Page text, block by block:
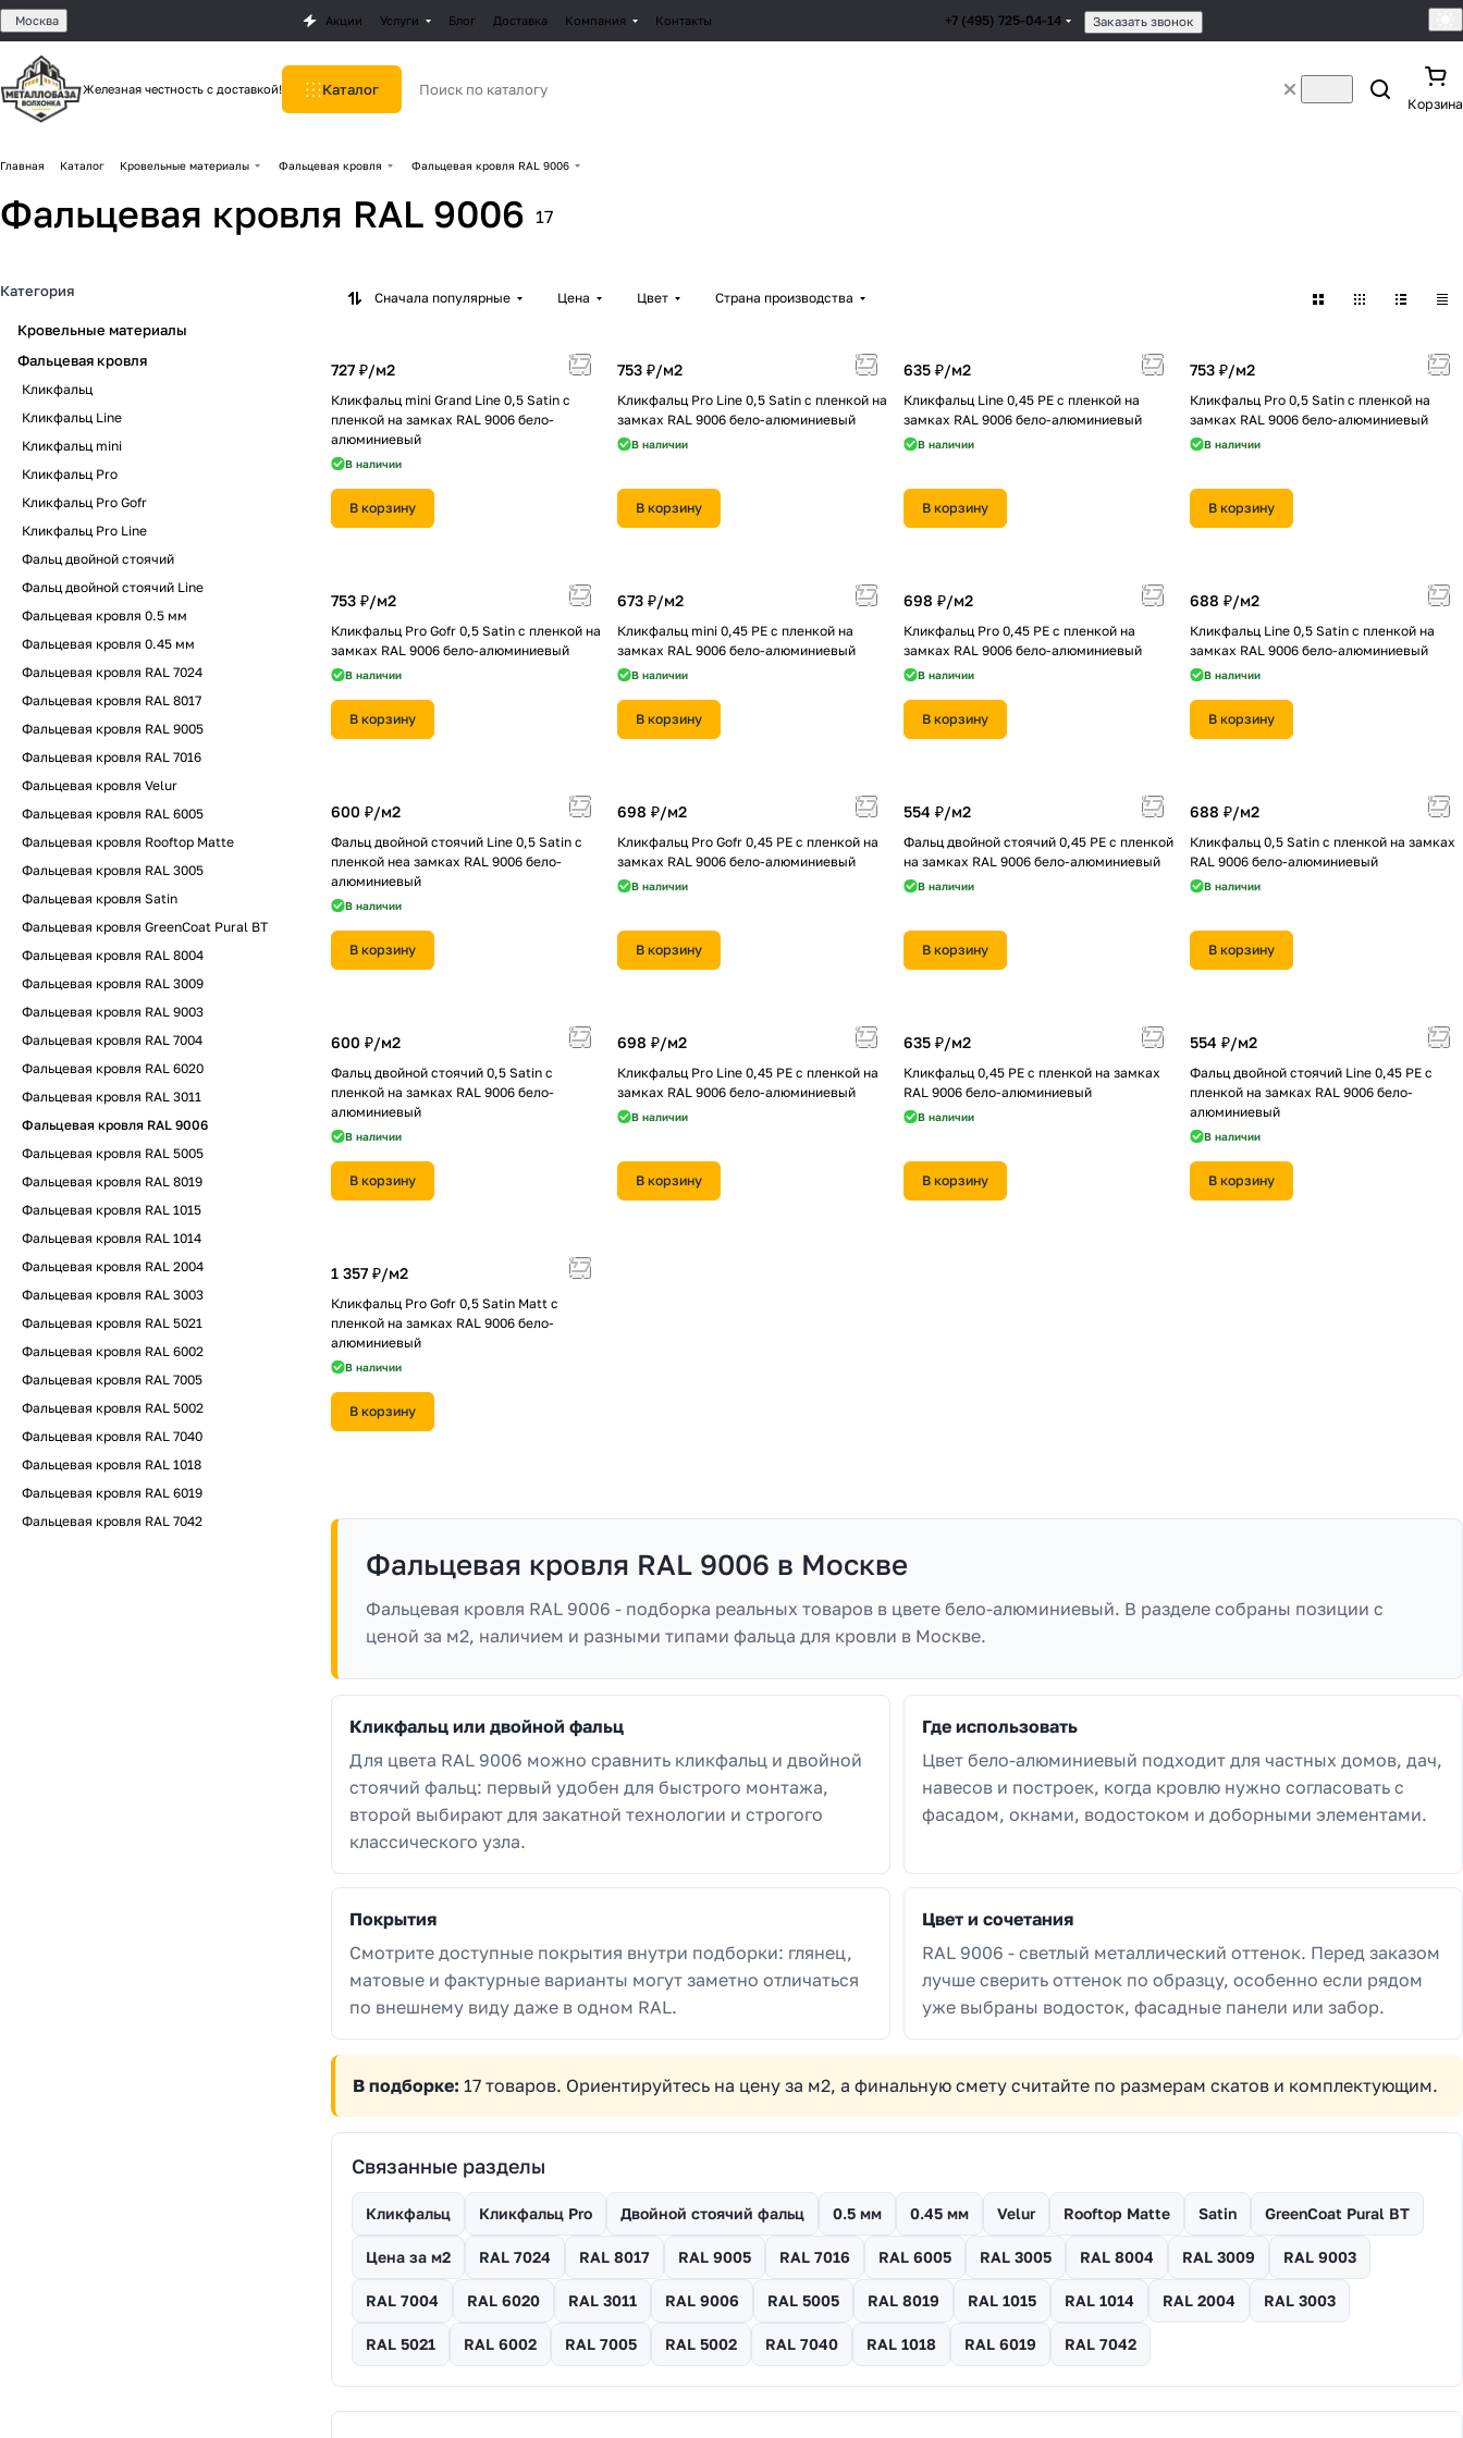
Москва Акции Услуги Блог Доставка Компания Контакты +7 (495) 725-04-14 Заказать звонок
Железная честность с доставкой! Каталог
Корзина
Главная Каталог Кровельные материалы Фальцевая кровля Фальцевая кровля RAL 9006
Фальцевая кровля RAL 9006 17
Сначала популярные Цена Цвет Страна производства
727 ₽/м2
Кликфальц mini Grand Line 0,5 Satin с
пленкой на замках RAL 9006 бело-
алюминиевый
В наличии
В корзину
753 ₽/м2
Кликфальц Pro Line 0,5 Satin с пленкой на
замках RAL 9006 бело-алюминиевый
В наличии
В корзину
635 ₽/м2
Кликфальц Line 0,45 PE с пленкой на
замках RAL 9006 бело-алюминиевый
В наличии
В корзину
753 ₽/м2
Кликфальц Pro 0,5 Satin с пленкой на
замках RAL 9006 бело-алюминиевый
В наличии
В корзину
753 ₽/м2
Кликфальц Pro Gofr 0,5 Satin с пленкой на
замках RAL 9006 бело-алюминиевый
В наличии
В корзину
673 ₽/м2
Кликфальц mini 0,45 PE с пленкой на
замках RAL 9006 бело-алюминиевый
В наличии
В корзину
698 ₽/м2
Кликфальц Pro 0,45 PE с пленкой на
замках RAL 9006 бело-алюминиевый
В наличии
В корзину
688 ₽/м2
Кликфальц Line 0,5 Satin с пленкой на
замках RAL 9006 бело-алюминиевый
В наличии
В корзину
600 ₽/м2
Фальц двойной стоячий Line 0,5 Satin с
пленкой неа замках RAL 9006 бело-
алюминиевый
В наличии
В корзину
698 ₽/м2
Кликфальц Pro Gofr 0,45 PE с пленкой на
замках RAL 9006 бело-алюминиевый
В наличии
В корзину
554 ₽/м2
Фальц двойной стоячий 0,45 PE с пленкой
на замках RAL 9006 бело-алюминиевый
В наличии
В корзину
688 ₽/м2
Кликфальц 0,5 Satin с пленкой на замках
RAL 9006 бело-алюминиевый
В наличии
В корзину
600 ₽/м2
Фальц двойной стоячий 0,5 Satin с
пленкой на замках RAL 9006 бело-
алюминиевый
В наличии
В корзину
698 ₽/м2
Кликфальц Pro Line 0,45 PE с пленкой на
замках RAL 9006 бело-алюминиевый
В наличии
В корзину
635 ₽/м2
Кликфальц 0,45 PE с пленкой на замках
RAL 9006 бело-алюминиевый
В наличии
В корзину
554 ₽/м2
Фальц двойной стоячий Line 0,45 PE с
пленкой на замках RAL 9006 бело-
алюминиевый
В наличии
В корзину
1 357 ₽/м2
Кликфальц Pro Gofr 0,5 Satin Мatt с
пленкой на замках RAL 9006 бело-
алюминиевый
В наличии
В корзину
Фальцевая кровля RAL 9006 в Москве
Фальцевая кровля RAL 9006 - подборка реальных товаров в цвете бело-алюминиевый. В разделе собраны позиции с
ценой за м2, наличием и разными типами фальца для кровли в Москве.
Кликфальц или двойной фальц
Для цвета RAL 9006 можно сравнить кликфальц и двойной
стоячий фальц: первый удобен для быстрого монтажа,
второй выбирают для закатной технологии и строгого
классического узла.
Где использовать
Цвет бело-алюминиевый подходит для частных домов, дач,
навесов и построек, когда кровлю нужно согласовать с
фасадом, окнами, водостоком и доборными элементами.
Покрытия
Смотрите доступные покрытия внутри подборки: глянец,
матовые и фактурные варианты могут заметно отличаться
по внешнему виду даже в одном RAL.
Цвет и сочетания
RAL 9006 - светлый металлический оттенок. Перед заказом
лучше сверить оттенок по образцу, особенно если рядом
уже выбраны водосток, фасадные панели или забор.
В подборке: 17 товаров. Ориентируйтесь на цену за м2, а финальную смету считайте по размерам скатов и комплектующим.
Связанные разделы
Кликфальц Кликфальц Pro Двойной стоячий фальц 0.5 мм 0.45 мм Velur Rooftop Matte Satin GreenCoat Pural BT
Цена за м2 RAL 7024 RAL 8017 RAL 9005 RAL 7016 RAL 6005 RAL 3005 RAL 8004 RAL 3009 RAL 9003
RAL 7004 RAL 6020 RAL 3011 RAL 9006 RAL 5005 RAL 8019 RAL 1015 RAL 1014 RAL 2004 RAL 3003
RAL 5021 RAL 6002 RAL 7005 RAL 5002 RAL 7040 RAL 1018 RAL 6019 RAL 7042
Категория
Кровельные материалы
Фальцевая кровля
Кликфальц
Кликфальц Line
Кликфальц mini
Кликфальц Pro
Кликфальц Pro Gofr
Кликфальц Pro Line
Фальц двойной стоячий
Фальц двойной стоячий Line
Фальцевая кровля 0.5 мм
Фальцевая кровля 0.45 мм
Фальцевая кровля RAL 7024
Фальцевая кровля RAL 8017
Фальцевая кровля RAL 9005
Фальцевая кровля RAL 7016
Фальцевая кровля Velur
Фальцевая кровля RAL 6005
Фальцевая кровля Rooftop Matte
Фальцевая кровля RAL 3005
Фальцевая кровля Satin
Фальцевая кровля GreenCoat Pural BT
Фальцевая кровля RAL 8004
Фальцевая кровля RAL 3009
Фальцевая кровля RAL 9003
Фальцевая кровля RAL 7004
Фальцевая кровля RAL 6020
Фальцевая кровля RAL 3011
Фальцевая кровля RAL 9006
Фальцевая кровля RAL 5005
Фальцевая кровля RAL 8019
Фальцевая кровля RAL 1015
Фальцевая кровля RAL 1014
Фальцевая кровля RAL 2004
Фальцевая кровля RAL 3003
Фальцевая кровля RAL 5021
Фальцевая кровля RAL 6002
Фальцевая кровля RAL 7005
Фальцевая кровля RAL 5002
Фальцевая кровля RAL 7040
Фальцевая кровля RAL 1018
Фальцевая кровля RAL 6019
Фальцевая кровля RAL 7042